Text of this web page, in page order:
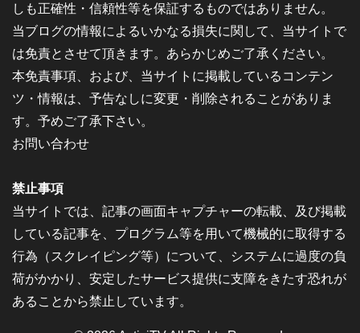
しも正確性・信頼性等を保証するものではありません。
当ブログの情報によるいかなる損失に関して、当サイトで
は免責とさせて頂きます。あらかじめご了承ください。
本免責事項、および、当サイトに掲載しているコンテン
ツ・情報は、予告なしに変更・削除されることがありま
す。予めご了承下さい。
お問い合わせ
禁止事項
当サイトでは、記事の画面キャプチャーの転載、及び掲載
している記事を、プログラム等を用いて機械的に取得する
行為（スクレイピング等）について、システムに過度の負
荷がかかり、安定したサービス提供に支障をきたす恐れが
あることから禁止しています。